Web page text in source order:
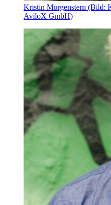
Kristin Morgenstern (Bild:
AviloX GmbH)